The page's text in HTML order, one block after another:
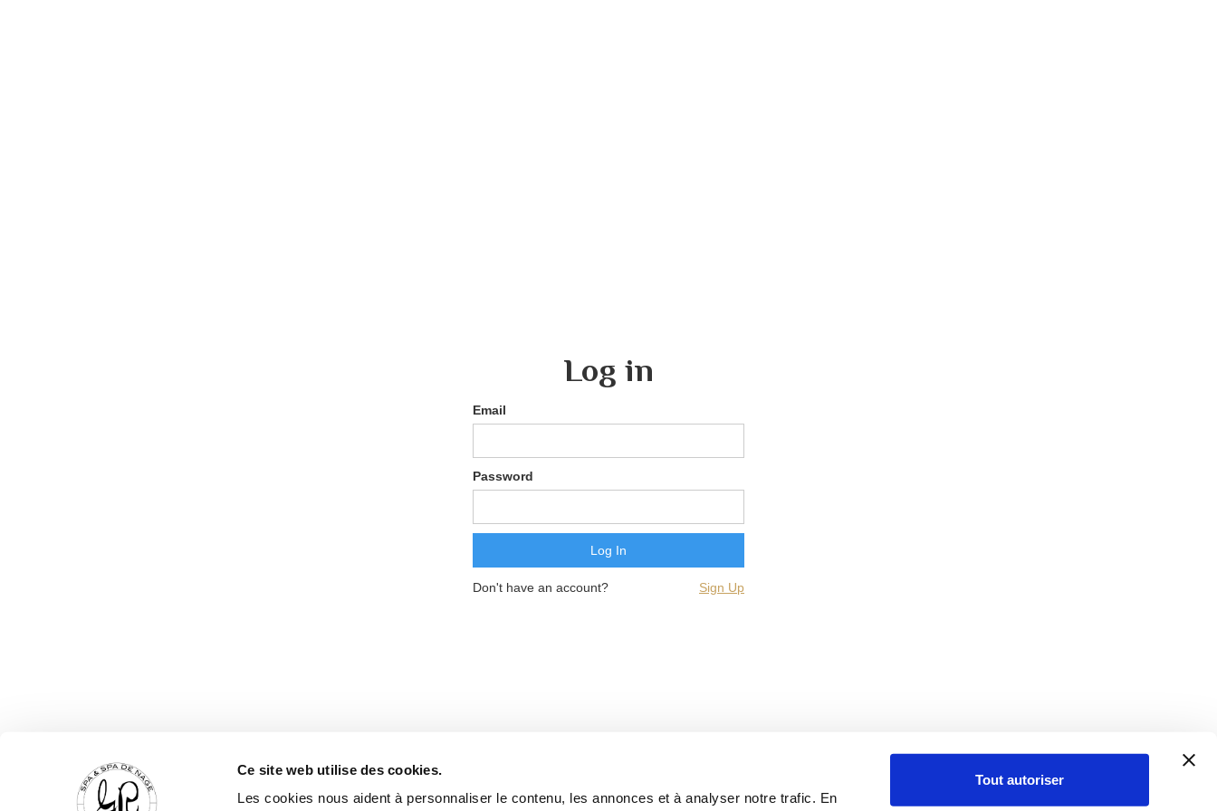
Ce site web utilise des cookies.
Les cookies nous aident à personnaliser le contenu, les annonces et à analyser notre trafic. En
Tout autoriser
Log in
Email
Password
Don't have an account? Sign Up